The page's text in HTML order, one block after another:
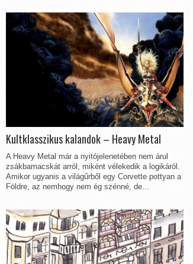
Kultklasszikus kalandok – Heavy Metal
A Heavy Metal már a nyitójelenetében nem árul
zsákbamacskát arról, miként vélekedik a logikáról.
Amikor ugyanis a világűrből egy Corvette pottyan a
Földre, az nemhogy nem ég szénné, de...